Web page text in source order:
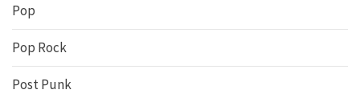
Pop
Pop Rock
Post Punk